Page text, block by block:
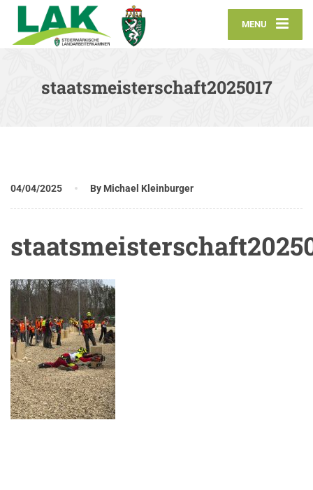
MENU
staatsmeisterschaft2025017
04/04/2025 By Michael Kleinburger